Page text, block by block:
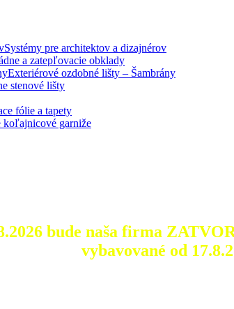
Systémy pre architektov a dizajnérov
a zatepľovacie obklady
Exteriérové ozdobné lišty – Šambrány
stenové lišty
fólie a tapety
koľajnicové garniže
bude naša firma
vybavované od